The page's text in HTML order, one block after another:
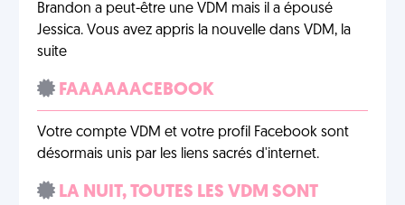
Brandon a peut-être une VDM mais il a épousé
Jessica. Vous avez appris la nouvelle dans VDM, la
suite
FAAAAAACEBOOK
Votre compte VDM et votre profil Facebook sont
désormais unis par les liens sacrés d'internet.
LA NUIT, TOUTES LES VDM SONT